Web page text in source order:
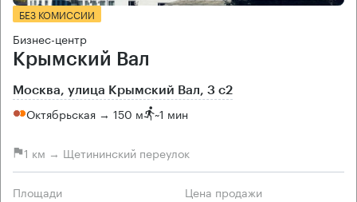
БЕЗ КОМИССИИ
Бизнес-центр
Крымский Вал
Москва, улица Крымский Вал, 3 с2
Октябрьская → 150 м ~1 мин
1 км → Щетининский переулок
Площади Цена продажи